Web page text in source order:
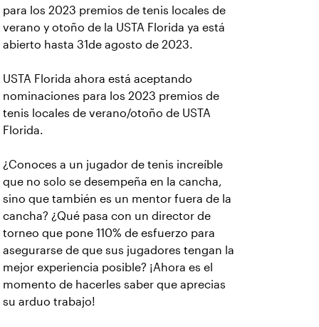
para los 2023 premios de tenis locales de
verano y otoño de la USTA Florida ya está
abierto hasta 31de agosto de 2023.
USTA Florida ahora está aceptando
nominaciones para los 2023 premios de
tenis locales de verano/otoño de USTA
Florida.
¿Conoces a un jugador de tenis increíble
que no solo se desempeña en la cancha,
sino que también es un mentor fuera de la
cancha? ¿Qué pasa con un director de
torneo que pone 110% de esfuerzo para
asegurarse de que sus jugadores tengan la
mejor experiencia posible? ¡Ahora es el
momento de hacerles saber que aprecias
su arduo trabajo!